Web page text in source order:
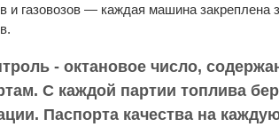
и газовозов — каждая машина
- октановое число,
С каждой партии топлива
Паспорта качества на